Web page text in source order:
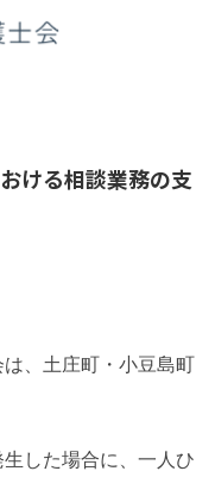
ける相談業務の支
、土庄町・小豆島町
した場合に、一人ひ